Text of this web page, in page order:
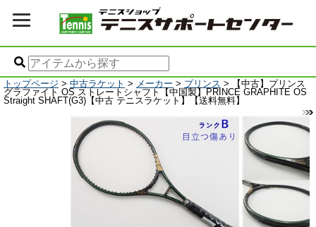
トップページ > 中古ラケット > メーカー > プリンス > 【中古】プリンス
グラファイト OS ストレートシャフト【中国製】PRINCE GRAPHITE OS
Straight SHAFT(G3)【中古 テニスラケット】【送料無料】